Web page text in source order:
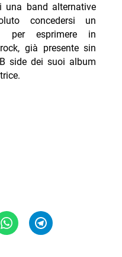
una band alternative
concedersi un
per esprimere in
già presente sin
side dei suoi album